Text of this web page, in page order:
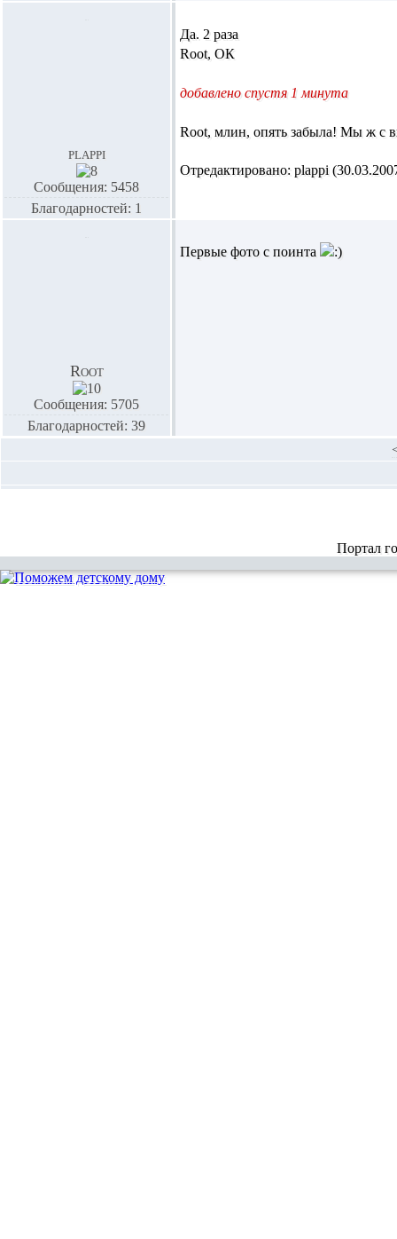
plappi
Сообщения: 5458
Благодарностей: 1
Да. 2 раза
Root, ОК
добавлено спустя 1 минута
Root, млин, опять забыла! Мы ж с
Отредактировано: plappi
Root
Сообщения: 5705
Благодарностей: 39
Первые фото с поинта
Портал